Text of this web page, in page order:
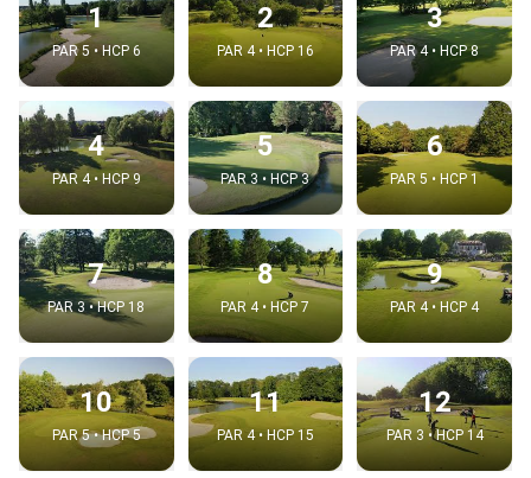
1
PAR 5 • HCP 6
2
PAR 4 • HCP 16
3
PAR 4 • HCP 8
4
PAR 4 • HCP 9
5
PAR 3 • HCP 3
6
PAR 5 • HCP 1
7
PAR 3 • HCP 18
8
PAR 4 • HCP 7
9
PAR 4 • HCP 4
10
PAR 5 • HCP 5
11
PAR 4 • HCP 15
12
PAR 3 • HCP 14